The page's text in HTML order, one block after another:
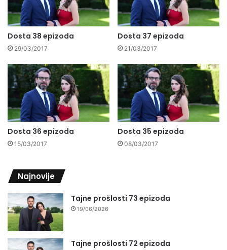
Dosta 38 epizoda
29/03/2017
Dosta 37 epizoda
21/03/2017
Dosta 36 epizoda
15/03/2017
Dosta 35 epizoda
08/03/2017
Najnovije
Tajne prošlosti 73 epizoda
19/06/2026
Tajne prošlosti 72 epizoda